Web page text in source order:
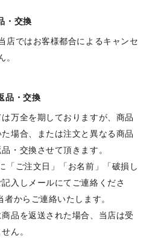
・交換
店ではお客様都合によるキャンセ
。
品・交換
万全を期しておりますが、商品
場合、または注文と異なる商品
・交換させて頂きます。
「ご注文日」「お名前」「破損し
入しメールにてご連絡くださ
からご連絡いたします。
品を返送された場合、当店は受
ん。